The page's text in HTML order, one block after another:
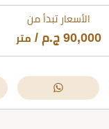
الأسعار تبدأ من
90,000 ج.م / متر